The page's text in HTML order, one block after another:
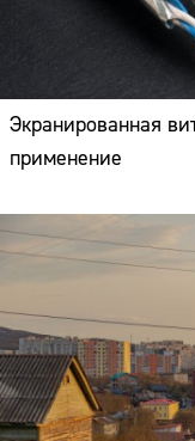
Экранированная
применение